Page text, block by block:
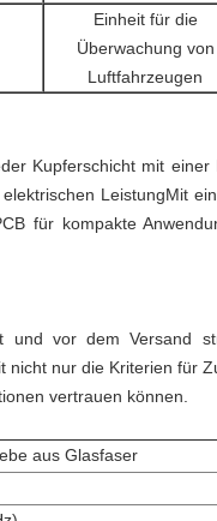
Einheit für die
Überwachung von
Luftfahrzeugen
Kupferschicht mit
LeistungMit
für kompakte
und vor dem Versand
nur die Kriterien für
vertrauen können.
aus Glasfaser